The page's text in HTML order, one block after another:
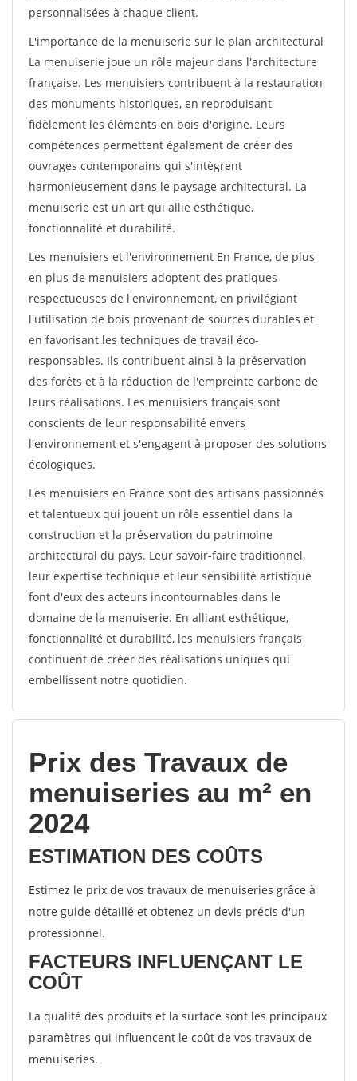
personnalisées à chaque client.
L'importance de la menuiserie sur le plan architectural
La menuiserie joue un rôle majeur dans l'architecture
française. Les menuisiers contribuent à la restauration
des monuments historiques, en reproduisant
fidèlement les éléments en bois d'origine. Leurs
compétences permettent également de créer des
ouvrages contemporains qui s'intègrent
harmonieusement dans le paysage architectural. La
menuiserie est un art qui allie esthétique,
fonctionnalité et durabilité.
Les menuisiers et l'environnement En France, de plus
en plus de menuisiers adoptent des pratiques
respectueuses de l'environnement, en privilégiant
l'utilisation de bois provenant de sources durables et
en favorisant les techniques de travail éco-
responsables. Ils contribuent ainsi à la préservation
des forêts et à la réduction de l'empreinte carbone de
leurs réalisations. Les menuisiers français sont
conscients de leur responsabilité envers
l'environnement et s'engagent à proposer des solutions
écologiques.
Les menuisiers en France sont des artisans passionnés
et talentueux qui jouent un rôle essentiel dans la
construction et la préservation du patrimoine
architectural du pays. Leur savoir-faire traditionnel,
leur expertise technique et leur sensibilité artistique
font d'eux des acteurs incontournables dans le
domaine de la menuiserie. En alliant esthétique,
fonctionnalité et durabilité, les menuisiers français
continuent de créer des réalisations uniques qui
embellissent notre quotidien.
Prix des Travaux de
menuiseries au m² en
2024
ESTIMATION DES COÛTS
Estimez le prix de vos travaux de menuiseries grâce à
notre guide détaillé et obtenez un devis précis d'un
professionnel.
FACTEURS INFLUENÇANT LE
COÛT
La qualité des produits et la surface sont les principaux
paramètres qui influencent le coût de vos travaux de
menuiseries.